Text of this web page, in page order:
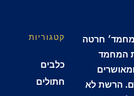
מחמד׳ חרטה
המחמד
הרשת לא
קטגוריות
כלבים
חתולים